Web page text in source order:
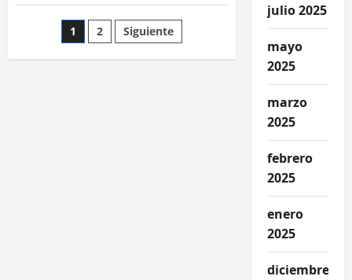
es
el
momento
Paginación
de
1 2 Siguiente
julio 2025
mayo
2025
marzo
2025
febrero
2025
enero
2025
diciembre